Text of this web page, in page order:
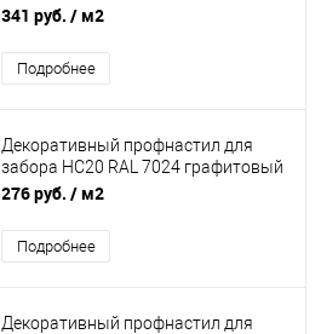
зелёный 0,45 мм Полиэстер Grand
341 руб. / м2
Подробнее
Декоративный профнастил для
забора НС20 RAL 7024 графитовый
серый 0.35 мм
276 руб. / м2
Подробнее
Декоративный профнастил для